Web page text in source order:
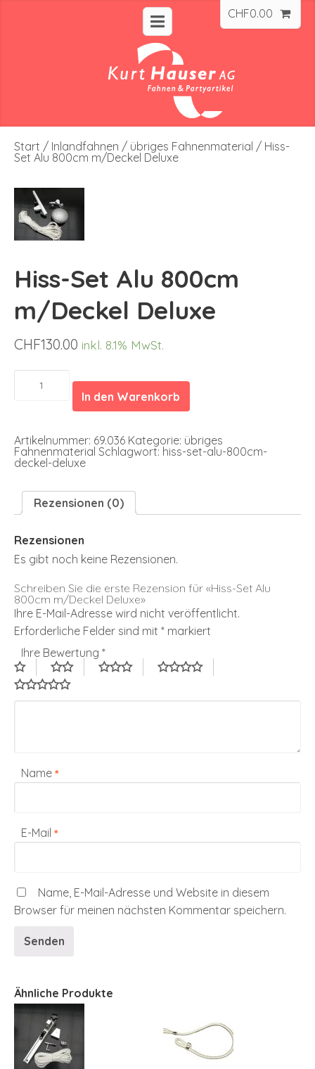
CHF0.00
Start / Inlandfahnen / übriges Fahnenmaterial / Hiss-
Set Alu 800cm m/Deckel Deluxe
Hiss-Set Alu 800cm
m/Deckel Deluxe
CHF130.00 inkl. 8.1% MwSt.
Hiss-
Alu
Menge
In den Warenkorb
Artikelnummer: 69.036 Kategorie: übriges
Fahnenmaterial Schlagwort: hiss-set-alu-800cm-
deckel-deluxe
Rezensionen (0)
Rezensionen
Es gibt noch keine Rezensionen.
Schreiben Sie die erste Rezension für «Hiss-Set Alu
800cm m/Deckel Deluxe»
Ihre E-Mail-Adresse wird nicht veröffentlicht.
Erforderliche Felder sind mit * markiert
Ihre Bewertung *
Name *
E-Mail *
Name, E-Mail-Adresse und Website in diesem
Browser für meinen nächsten Kommentar speichern.
Ähnliche Produkte